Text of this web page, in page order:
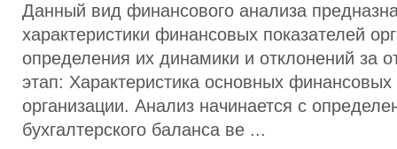
Данный вид финансового анализа
характеристики финансовых показателей
определения их динамики и отклонений за
этап: Характеристика основных финансовых
организации. Анализ начинается с
бухгалтерского баланса ве ...